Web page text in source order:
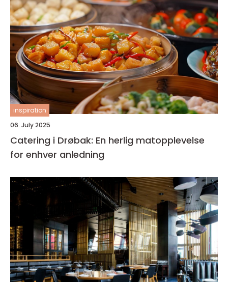
inspiration
06. July 2025
Catering i Drøbak: En herlig matopplevelse
for enhver anledning